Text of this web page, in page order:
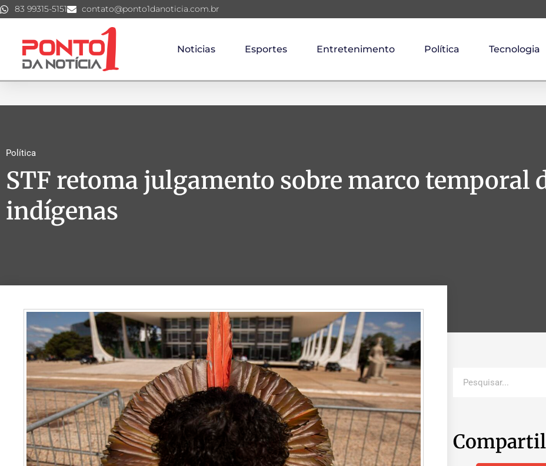
83 99315-5151 contato@ponto1danoticia.com.br
Noticias Esportes Entretenimento Política Tecnologia
Política
STF retoma julgamento sobre marco temporal
indígenas